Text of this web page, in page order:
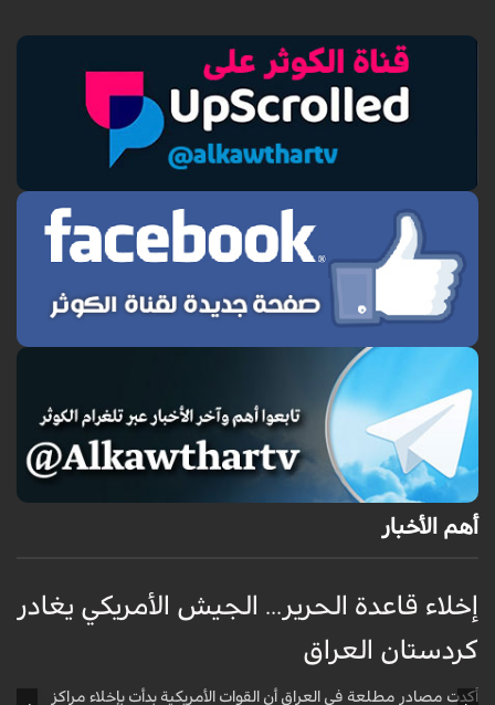
أهم الأخبار
إخلاء قاعدة الحرير... الجيش الأمريكي يغادر
كردستان العراق
أكدت مصادر مطلعة في العراق أن القوات الأمريكية بدأت بإخلاء مراكز